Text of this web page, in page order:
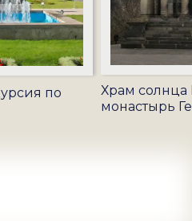
по
Храм солнца
монастырь